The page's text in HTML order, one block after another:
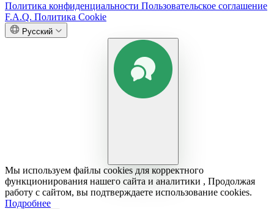
Политика конфиденциальности Пользовательское соглашение
F.A.Q. Политика Cookie
Русский
Мы используем файлы cookies для корректного
функционирования нашего сайта и аналитики , Продолжая
работу с сайтом, вы подтверждаете использование cookies.
Подробнее